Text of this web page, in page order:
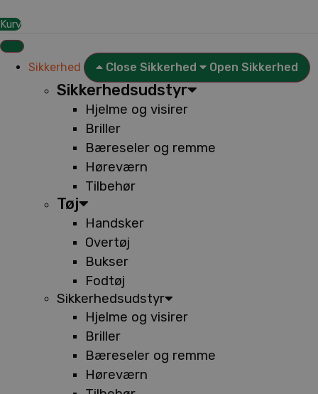
Kurv
Sikkerhed Close Sikkerhed Open Sikkerhed
Sikkerhedsudstyr
Hjelme og visirer
Briller
Bæreseler og remme
Høreværn
Tilbehør
Tøj
Handsker
Overtøj
Bukser
Fodtøj
Sikkerhedsudstyr
Hjelme og visirer
Briller
Bæreseler og remme
Høreværn